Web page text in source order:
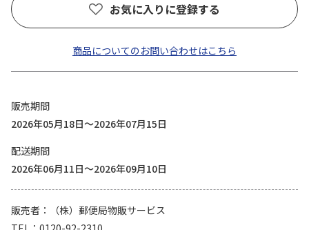
お気に入りに登録する
商品についてのお問い合わせはこちら
販売期間
2026年05月18日～2026年07月15日
配送期間
2026年06月11日～2026年09月10日
販売者
（株）郵便局物販サービス